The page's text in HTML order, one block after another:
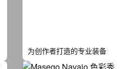
为创作者打造的专业装备